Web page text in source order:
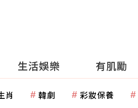
生活娛樂 有肌勵
肖 韓劇 彩妝保養